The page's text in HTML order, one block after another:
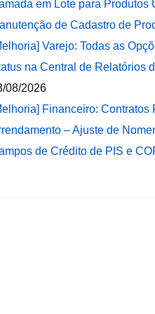
em Lote para Produtos
de Cadastro de
Varejo: Todas as
na Central de Relatórios
08/2026
Financeiro: Contratos
– Ajuste de
de Crédito de PIS e